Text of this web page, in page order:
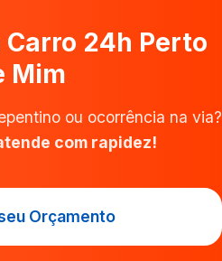
24h Perto
Mim
ou ocorrência na via?
com rapidez!
Orçamento